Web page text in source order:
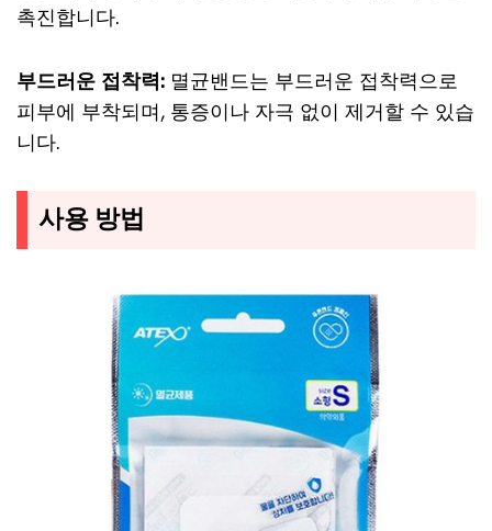
촉진합니다.
부드러운 접착력: 멸균밴드는 부드러운 접착력으로
피부에 부착되며, 통증이나 자극 없이 제거할 수 있습
니다.
사용 방법